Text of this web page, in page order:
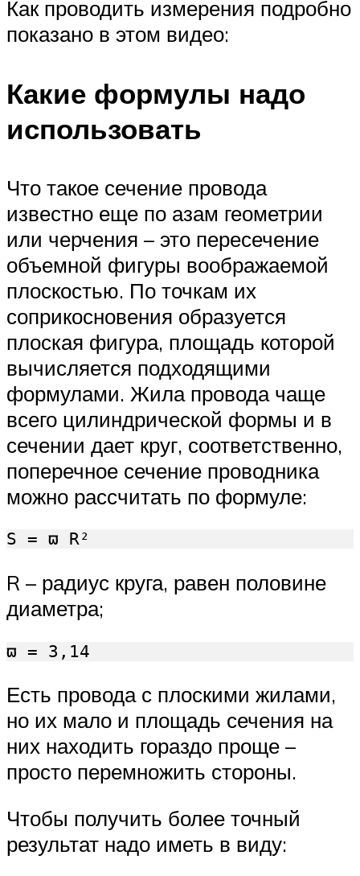
Как проводить измерения подробно
показано в этом видео:
Какие формулы надо
использовать
Что такое сечение провода
известно еще по азам геометрии
или черчения – это пересечение
объемной фигуры воображаемой
плоскостью. По точкам их
соприкосновения образуется
плоская фигура, площадь которой
вычисляется подходящими
формулами. Жила провода чаще
всего цилиндрической формы и в
сечении дает круг, соответственно,
поперечное сечение проводника
можно рассчитать по формуле:
S = ϖ R²
R – радиус круга, равен половине
диаметра;
ϖ = 3,14
Есть провода с плоскими жилами,
но их мало и площадь сечения на
них находить гораздо проще –
просто перемножить стороны.
Чтобы получить более точный
результат надо иметь в виду: